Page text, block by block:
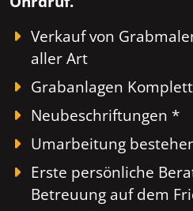
Verkauf von
aller Art
Grabanlagen
Neubeschriftungen *
Umarbeitung
Erste persönliche
Betreuung auf dem